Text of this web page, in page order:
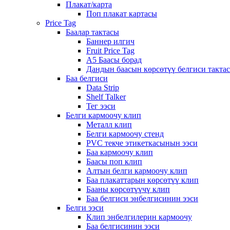
Плакат/карта
Поп плакат картасы
Price Tag
Баалар тактасы
Баннер илгич
Fruit Price Tag
A5 Баасы борад
Дандын баасын көрсөтүү белгиси
Баа белгиси
Data Strip
Shelf Talker
Тег ээси
Белги кармоочу клип
Металл клип
Белги кармоочу стенд
PVC текче этикеткасынын ээси
Баа кармоочу клип
Баасы поп клип
Алтын белги кармоочу клип
Баа плакаттарын көрсөтүү клип
Бааны көрсөтүүчү клип
Баа белгиси энбелгисинин ээси
Белги ээси
Клип энбелгилерин кармоочу
Баа белгисинин ээси